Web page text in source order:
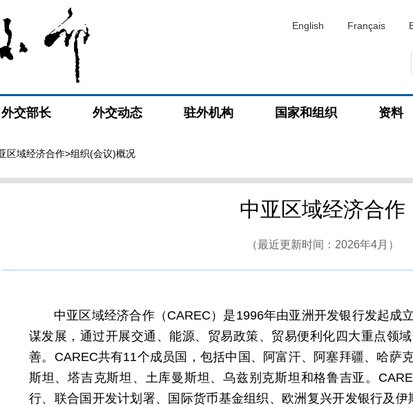
English Français
外交部长 外交动态 驻外机构 国家和组织 资料
区域经济合作>组织(会议)概况
中亚区域经济合作
（最近更新时间：2026年4月）
中亚区域经济合作（CAREC）是1996年由亚洲开发银行发起成
谋发展，通过开展交通、能源、贸易政策、贸易便利化四大重点领
善。CAREC共有11个成员国，包括中国、阿富汗、阿塞拜疆、哈萨
斯坦、塔吉克斯坦、土库曼斯坦、乌兹别克斯坦和格鲁吉亚。
行、联合国开发计划署、国际货币基金组织、欧洲复兴开发银行及伊